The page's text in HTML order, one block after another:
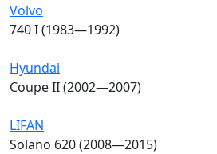
Volvo
740 I (1983—1992)
Hyundai
Coupe II (2002—2007)
LIFAN
Solano 620 (2008—2015)